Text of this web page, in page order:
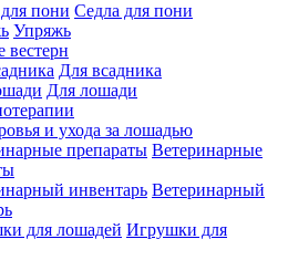
Седла для пони
Упряжь
вестерн
Для всадника
Для лошади
и ухода за лошадью
Ветеринарные
Ветеринарный
Игрушки для